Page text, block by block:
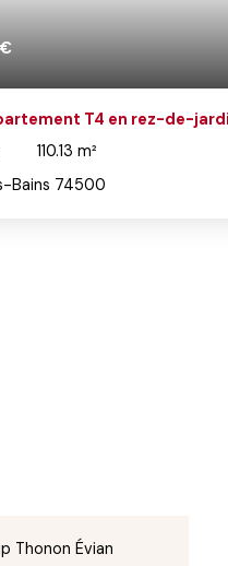
775 000
EVIAN - Appartement T4 en
4pièces
Évian-les-Bains 74500